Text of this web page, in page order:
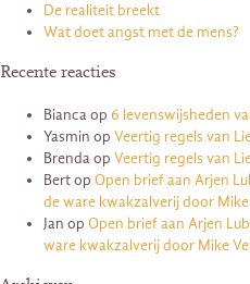
De realiteit breekt
Wat doet angst met de mens?
Recente reacties
Biancaop 6 levenswijsheden
Yasmin op Veertig regels van
Brendaop Veertig regels van
Bertop Open brief aan Arjen
de ware kwakzalverij door
Jan op Open brief aan Arjen
ware kwakzalverij door Mike